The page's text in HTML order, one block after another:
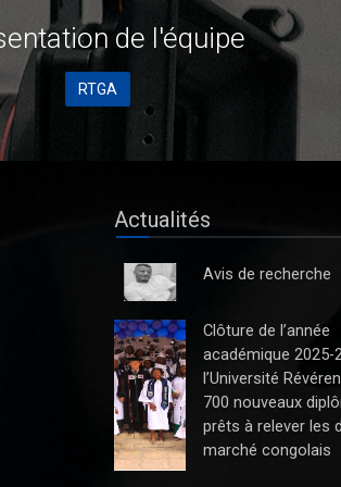
de l'équipe
RTGA
Actualités
Avis de recherche
Clôture de l’année
académique 2025-
l’Université
700 nouveaux
prêts à relever les
marché congolais